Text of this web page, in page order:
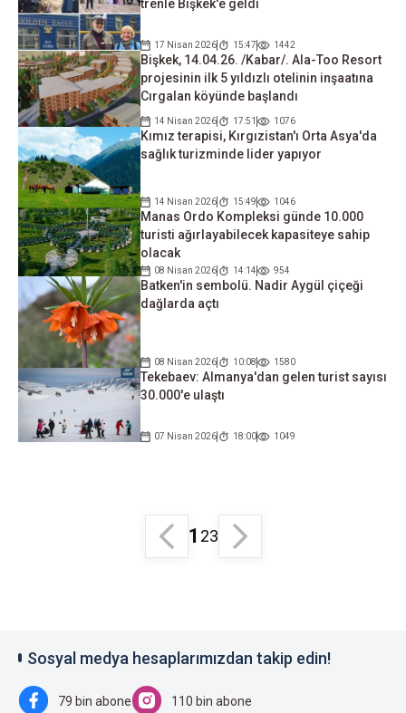
trenle Bişkek'e geldi
17 Nisan 2026 15:47 1442
Bişkek, 14.04.26. /Kabar/. Ala-Too Resort
projesinin ilk 5 yıldızlı otelinin inşaatına
Cırgalan köyünde başlandı
14 Nisan 2026 17:51 1076
Kımız terapisi, Kırgızistan'ı Orta Asya'da
sağlık turizminde lider yapıyor
14 Nisan 2026 15:49 1046
Manas Ordo Kompleksi günde 10.000
turisti ağırlayabilecek kapasiteye sahip
olacak
08 Nisan 2026 14:14 954
Batken'in sembolü. Nadir Aygül çiçeği
dağlarda açtı
08 Nisan 2026 10:08 1580
Tekebaev: Almanya'dan gelen turist sayısı
30.000'e ulaştı
07 Nisan 2026 18:00 1049
1 23
Sosyal medya hesaplarımızdan takip edin!
79 bin abone 110 bin abone